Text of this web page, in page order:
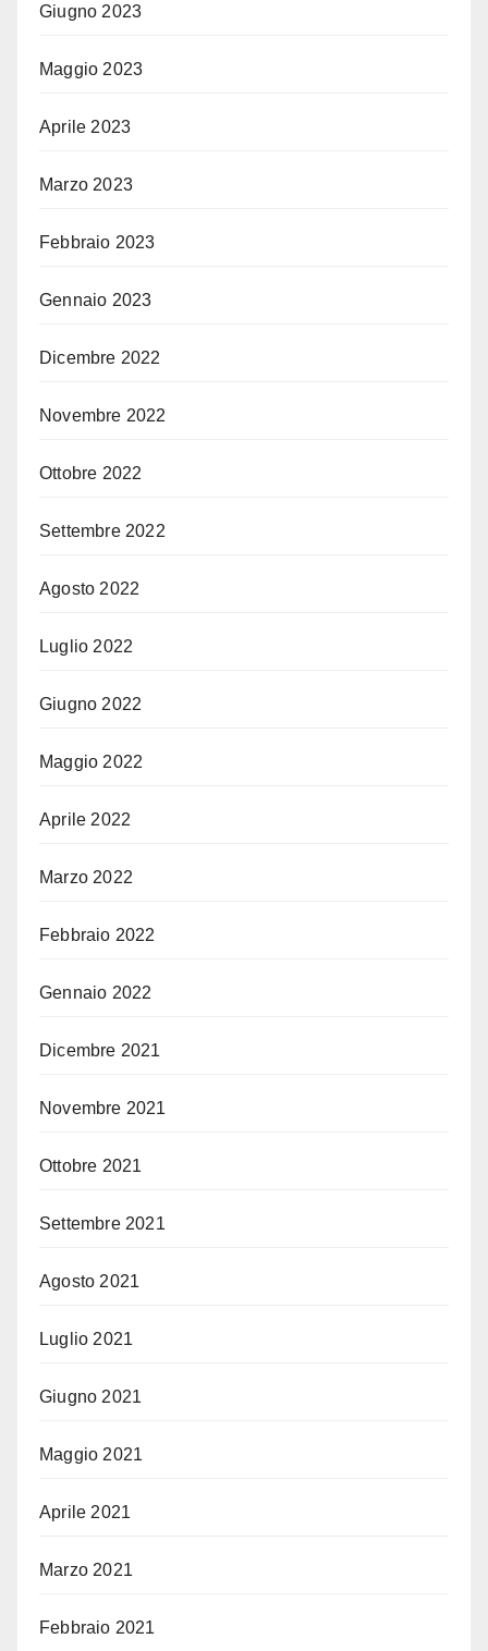
Giugno 2023
Maggio 2023
Aprile 2023
Marzo 2023
Febbraio 2023
Gennaio 2023
Dicembre 2022
Novembre 2022
Ottobre 2022
Settembre 2022
Agosto 2022
Luglio 2022
Giugno 2022
Maggio 2022
Aprile 2022
Marzo 2022
Febbraio 2022
Gennaio 2022
Dicembre 2021
Novembre 2021
Ottobre 2021
Settembre 2021
Agosto 2021
Luglio 2021
Giugno 2021
Maggio 2021
Aprile 2021
Marzo 2021
Febbraio 2021